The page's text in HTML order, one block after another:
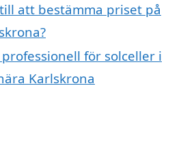
att bestämma priset på
för solceller i
Karlskrona